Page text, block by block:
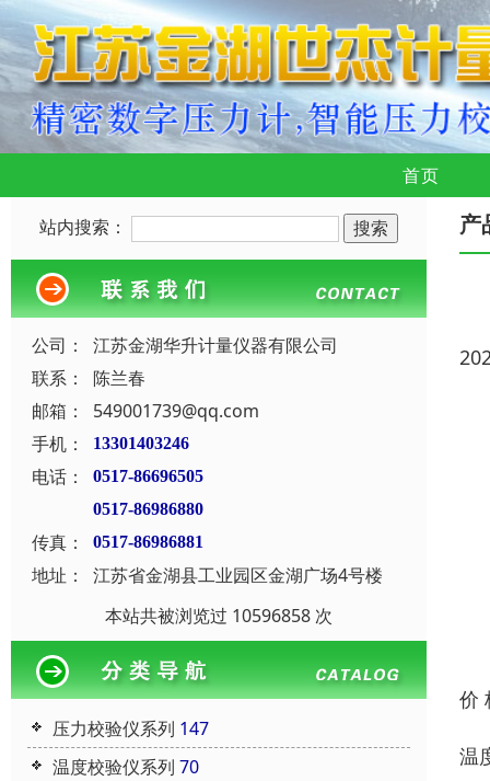
首页
站内搜索：
公司：
江苏金湖华升计量仪器有限公司
联系：
陈兰春
邮箱：
549001739@qq.com
手机：
13301403246
电话：
0517-86696505
0517-86986880
传真： 0517-86986881
地址：
江苏省金湖县工业园区金湖广场4号楼
本站共被浏览过 10596858 次
压力校验仪系列 147
温度校验仪系列 70
产
价
温